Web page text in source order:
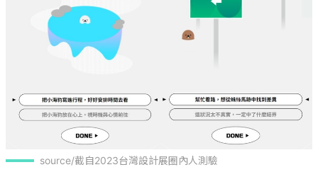
source/截自2023台灣設計展圈內人測驗